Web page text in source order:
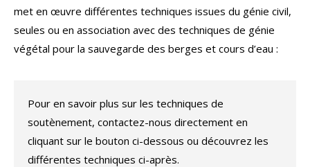
met en œuvre différentes techniques issues du génie civil,
seules ou en association avec des techniques de génie
végétal pour la sauvegarde des berges et cours d’eau :
Pour en savoir plus sur les techniques de
soutènement, contactez-nous directement en
cliquant sur le bouton ci-dessous ou découvrez les
différentes techniques ci-après.